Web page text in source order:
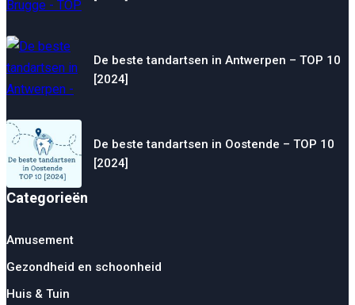
De beste tandartsen in Antwerpen – TOP 10
[2024]
De beste tandartsen in Oostende – TOP 10
[2024]
Categorieën
Amusement
Gezondheid en schoonheid
Huis & Tuin